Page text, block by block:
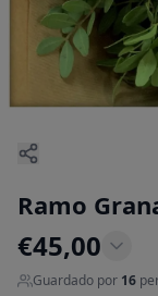
Ramo
€45,00
Guardado por 16